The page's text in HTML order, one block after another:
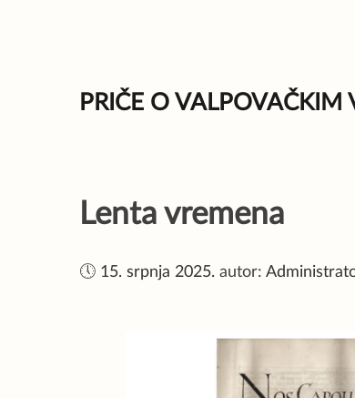
PRIČE O VALPOVAČKIM
Lenta vremena
🕔 15. srpnja 2025. autor: